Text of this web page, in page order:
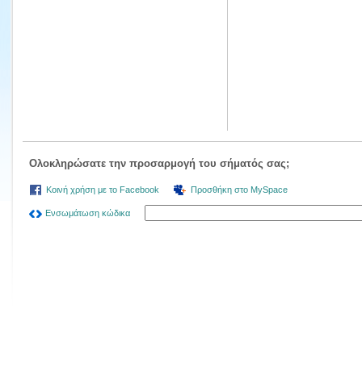
Ολοκληρώσατε την προσαρμογή του σήματός σας;
Κοινή χρήση με το Facebook Προσθήκη στο MySpace
Ενσωμάτωση κώδικα